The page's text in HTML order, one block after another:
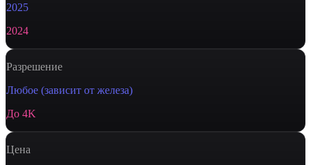
2025
2024
Разрешение
Любое (зависит от железа)
До 4K
Цена